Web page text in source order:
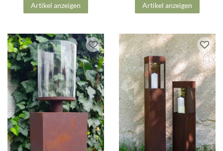
Artikel anzeigen Artikel anzeigen